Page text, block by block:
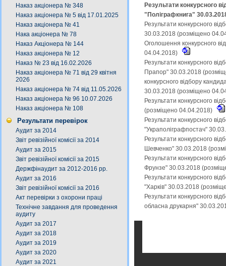
Наказ акціонера № 348
Наказ акціонера № 5 від 17.01.2025
Наказ акціонера № 41
Нака акціонера № 78
Наказ Акціонера № 144
Наказ акціонера № 12
Наказ № 23 від 16.02.2026
Наказ акціонера № 71 від 29 квітня
2026
Наказ акціонера № 74 від 11.05.2026
Наказ акціонера № 96 10.07.2026
Наказ акціонера № 108
Результати перевірок
Аудит за 2014
Звіт ревізійної комісії за 2014
Аудит за 2015
Звіт ревізійної комісії за 2015
Держфінаудит за 2012-2016 рр.
Аудит за 2016
Звіт ревізійної комісії за 2016
Акт перевірки з охорони праці
Технічне завдання для проведення
аудиту
Аудит за 2017
Аудит за 2018
Аудит за 2019
Аудит за 2020
Аудит за 2021
Результати конкурсного
"Поліграфкнига"
Результати конкурсного
30.03.2018 (розміщено
Оголошення конкурсного
04.04.2018)
Результати конкурсного
Прапор" 30.03.2018
конкурсного відбору
30.03.2018 (розміщено
Результати конкурсного
(розміщено 04.04.2018)
Результати конкурсного
"Украполіграфпостач"
Результати конкурсного
Шевченко" 30.03.2018
Результати конкурсного
Фрунзе" 30.03.2018
Результати конкурсного
"Харків" 30.03.2018
Результати конкурсного
обласна друкарня"